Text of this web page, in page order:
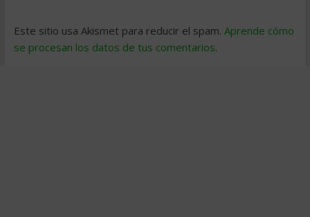
Este sitio usa Akismet para reducir el spam. Aprende cómo
se procesan los datos de tus comentarios.